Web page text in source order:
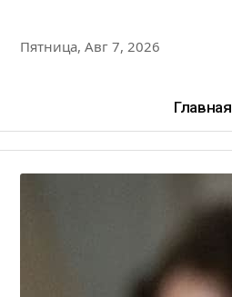
Пятница, Авг 7, 2026
Главная